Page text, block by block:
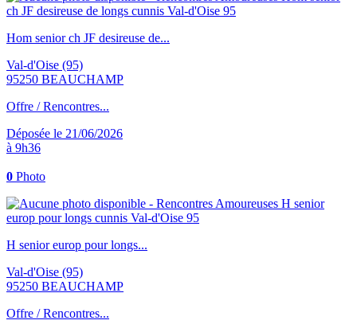
Hom senior ch JF desireuse de...
Val-d'Oise (95)
95250 BEAUCHAMP
Offre / Rencontres...
Déposée le 21/06/2026
à 9h36
0 Photo
H senior europ pour longs...
Val-d'Oise (95)
95250 BEAUCHAMP
Offre / Rencontres...